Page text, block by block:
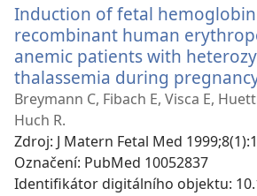
Induction of fetal
recombinant human
anemic patients with
thalassemia during
Breymann C, Fibach E, Visca E,
Huch R.
Zdroj‎: J Matern Fetal Med
Označení‎: PubMed 10052837
Identifikátor digitálního objektu‎: